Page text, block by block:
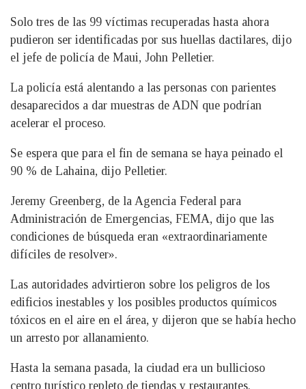
Solo tres de las 99 víctimas recuperadas hasta ahora
pudieron ser identificadas por sus huellas dactilares, dijo
el jefe de policía de Maui, John Pelletier.
La policía está alentando a las personas con parientes
desaparecidos a dar muestras de ADN que podrían
acelerar el proceso.
Se espera que para el fin de semana se haya peinado el
90 % de Lahaina, dijo Pelletier.
Jeremy Greenberg, de la Agencia Federal para
Administración de Emergencias, FEMA, dijo que las
condiciones de búsqueda eran «extraordinariamente
difíciles de resolver».
Las autoridades advirtieron sobre los peligros de los
edificios inestables y los posibles productos químicos
tóxicos en el aire en el área, y dijeron que se había hecho
un arresto por allanamiento.
Hasta la semana pasada, la ciudad era un bullicioso
centro turístico repleto de tiendas y restaurantes.